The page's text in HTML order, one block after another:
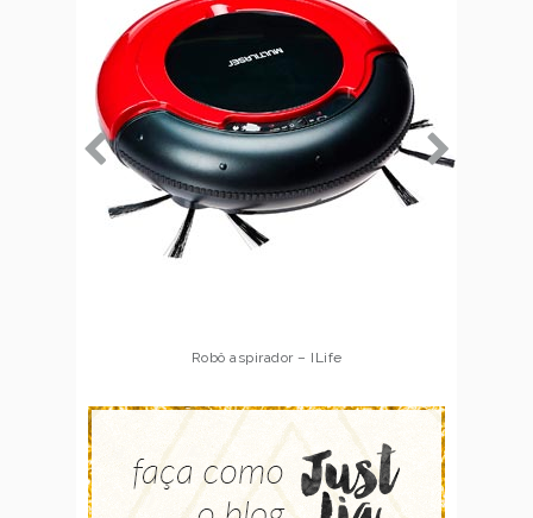
Robô aspirador – Multilaser